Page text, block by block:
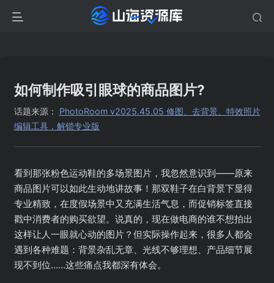
如何制作吸引眼球的商品图片?
话题来源： PhotoRoom v2025.45.05 修图、去背景、特效照片
编辑工具，解锁专业版
看到那张粉色运动鞋的多场景图片，我忽然意识到——原来
商品图片可以如此生动地讲故事！那双鞋子在白背景下显得
专业精致，在度假场景中又充满生活气息，而促销标签直接
戳中消费者的购买欲望。说真的，现在做电商的谁不想拍出
这样让人一眼就心动的图片？但实际操作起来，很多人都会
遇到各种难题：背景杂乱无章、光线不够理想、产品细节展
现不到位……这些痛点我都深有体会。